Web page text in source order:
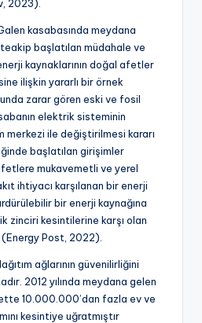
2023).
Galen kasabasında meydana
başlatılan müdahale ve
kaynaklarının doğal afetler
ilişkin yararlı bir örnek
zarar gören eski ve fosil
elektrik sisteminin
merkezi ile değiştirilmesi kararı
başlatılan girişimler
mukavemetli ve yerel
ihtiyacı karşılanan bir enerji
bir enerji kaynağına
zinciri kesintilerine karşı olan
(Energy Post, 2022).
ağlarının güvenilirliğini
2012 yılında meydana gelen
10.000.000’dan fazla ev ve
kesintiye uğratmıştır